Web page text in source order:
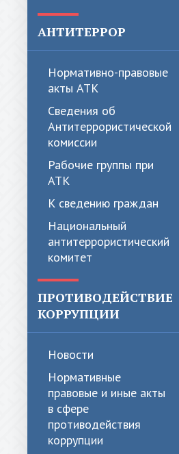
АНТИТЕРРОР
Нормативно-правовые
акты АТК
Сведения об
Антитеррористической
комиссии
Рабочие группы при
АТК
К сведению граждан
Национальный
антитеррористический
комитет
ПРОТИВОДЕЙСТВИЕ
КОРРУПЦИИ
Новости
Нормативные
правовые и иные акты
в сфере
противодействия
коррупции